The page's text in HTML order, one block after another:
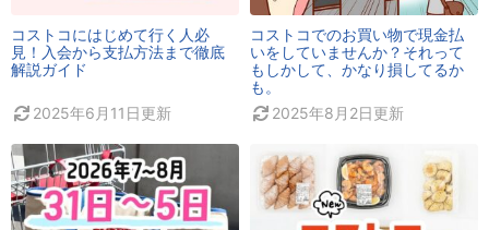
コストコにはじめて行く人必
見！入会から支払方法まで徹底
解説ガイド
2025年6月11日更新
コストコでのお買い物で現金払
いをしていませんか？それって
もしかして、かなり損してるか
も。
2025年8月2日更新